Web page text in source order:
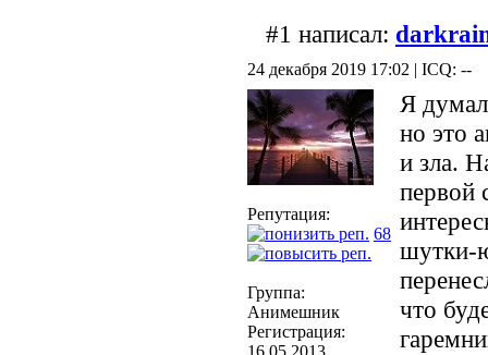
#1 написал:
24 декабря 2019 17:02 | ICQ: --
Репутация:
68
Группа:
Анимешник
Регистрация:
Я
но это
и зла.
первой
шутки-
что